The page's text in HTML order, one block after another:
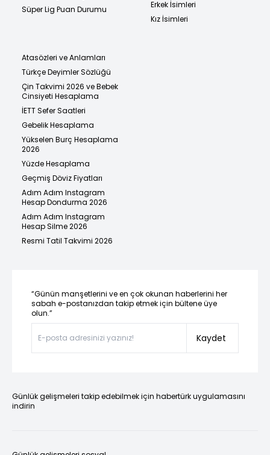
Süper Lig Puan Durumu
Erkek İsimleri
Kız İsimleri
Atasözleri ve Anlamları
Türkçe Deyimler Sözlüğü
Çin Takvimi 2026 ve Bebek
Cinsiyeti Hesaplama
İETT Sefer Saatleri
Gebelik Hesaplama
Yükselen Burç Hesaplama
2026
Yüzde Hesaplama
Geçmiş Döviz Fiyatları
Adım Adım Instagram
Hesap Dondurma 2026
Adım Adım Instagram
Hesap Silme 2026
Resmi Tatil Takvimi 2026
“Günün manşetlerini ve en çok okunan haberlerini her
sabah e-postanızdan takip etmek için bültene üye
olun.”
Kaydet
Günlük gelişmeleri takip edebilmek için habertürk uygulamasını
indirin